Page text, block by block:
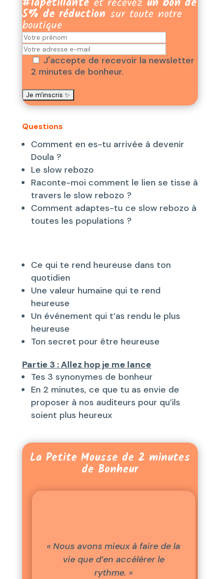
5% de réduction sur toute notre
boutique
J'accepte de recevoir la newsletter
2 minutes de bonheur.
​Questions
Comment en es-tu arrivée à devenir
Doula ?
Le slow rebozo
Raconte-moi comment le lien se tisse à
travers le slow rebozo ?
Comment adaptes-tu ce slow rebozo à
toutes les populations ?
Ce qui te rend heureuse dans ton
quotidien
Une valeur humaine qui te rend
heureuse
Un événement qui t’as rendu le plus
heureuse
Ton secret pour être heureuse
Partie 3 : Allez hop je me lance
Tes 3 synonymes de bonheur
En 2 minutes, ce que tu as envie de
proposer à nos auditeurs pour qu’ils
soient plus heureux
La Petite Mousse de 2 minutes
de Bonheur
« Nous avons mieux à faire de la
vie que d’en accélérer le
rythme. »